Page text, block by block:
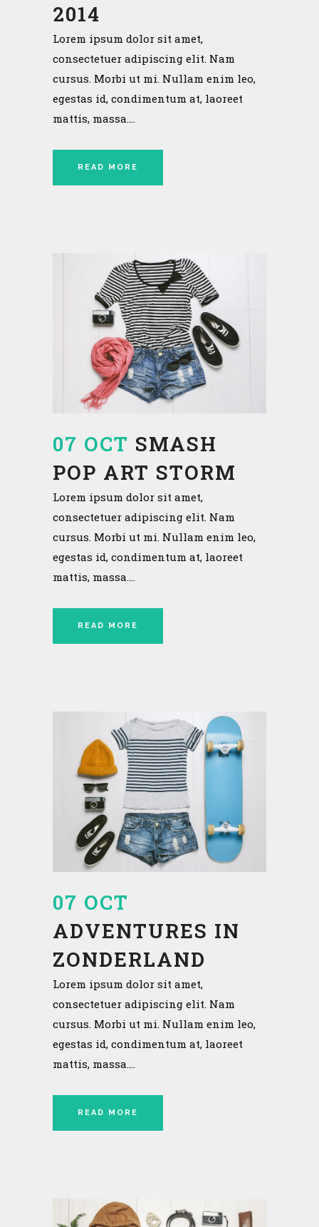
2014
Lorem ipsum dolor sit amet,
consectetuer adipiscing elit. Nam
cursus. Morbi ut mi. Nullam enim leo,
egestas id, condimentum at, laoreet
mattis, massa....
READ MORE
07 OCT SMASH
POP ART STORM
Lorem ipsum dolor sit amet,
consectetuer adipiscing elit. Nam
cursus. Morbi ut mi. Nullam enim leo,
egestas id, condimentum at, laoreet
mattis, massa....
READ MORE
07 OCT
ADVENTURES IN
ZONDERLAND
Lorem ipsum dolor sit amet,
consectetuer adipiscing elit. Nam
cursus. Morbi ut mi. Nullam enim leo,
egestas id, condimentum at, laoreet
mattis, massa....
READ MORE